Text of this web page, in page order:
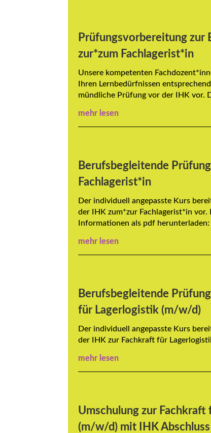
Prüfungsvorbereitung zur
zur*zum Fachlagerist*in
Unsere kompetenten
Ihren Lernbedürfnissen
mündliche Prüfung vor der IHK vor.
mehr lesen
Berufsbegleitende
Fachlagerist*in
Der individuell angepasste Kurs
der IHK zum*zur Fachlagerist*in vor.
Informationen als pdf
mehr lesen
Berufsbegleitende
für Lagerlogistik (m/w/d)
Der individuell angepasste Kurs
der IHK zur Fachkraft für
mehr lesen
Umschulung zur
(m/w/d) mit IHK Abschluss